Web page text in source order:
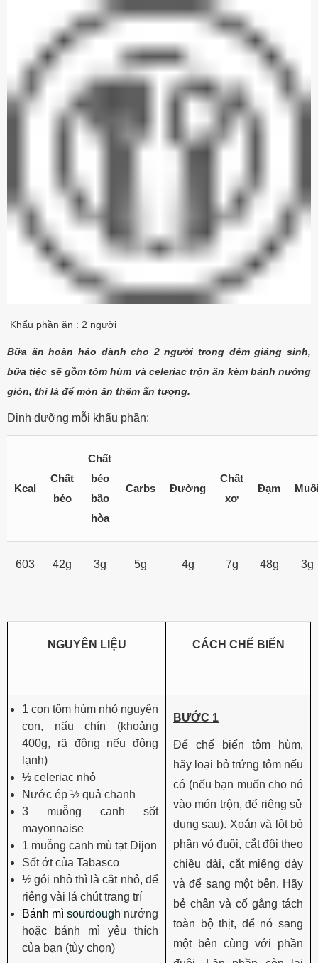
Khẩu phần ăn : 2 người
Bữa ăn hoàn hảo dành cho 2 người trong đêm giáng sinh,
bữa tiệc sẽ gồm tôm hùm và celeriac trộn ăn kèm bánh nướng
giòn, thì là để món ăn thêm ấn tượng.
Dinh dưỡng mỗi khẩu phần:
Kcal
Chất
béo
Chất
béo
bão
hòa
Carbs Đường
Chất
xơ
Đạm
603 42g 3g 5g 4g 7g 48g 3g
NGUYÊN LIỆU CÁCH CHẾ BIẾN
1 con tôm hùm nhỏ nguyên
con, nấu chín (khoảng
400g, rã đông nếu đông
lạnh)
½ celeriac nhỏ
Nước ép ½ quả chanh
3 muỗng canh sốt
mayonnaise
1 muỗng canh mù tạt Dijon
Sốt ớt của Tabasco
½ gói nhỏ thì là cắt nhỏ, để
riêng vài lá chút trang trí
Bánh mì sourdough nướng
hoặc bánh mì yêu thích
của bạn (tùy chọn)
BƯỚC 1
Để chế biến tôm hùm,
hãy loại bỏ trứng tôm nếu
có (nếu bạn muốn cho nó
vào món trộn, để riêng sử
dụng sau). Xoắn và lột bỏ
phần vỏ đuôi, cắt đôi theo
chiều dài, cắt miếng dày
và để sang một bên. Hãy
bẻ chân và cố gắng tách
toàn bộ thịt, để nó sang
một bên cùng với phần